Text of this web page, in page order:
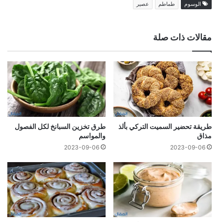
الوسوم طماطم عصير
مقالات ذات صلة
طریقة تحضير السمیت التركي بألذ
مذاق
2023-09-06
طرق تخزين السبانخ لكل الفصول
والمواسم
2023-09-06